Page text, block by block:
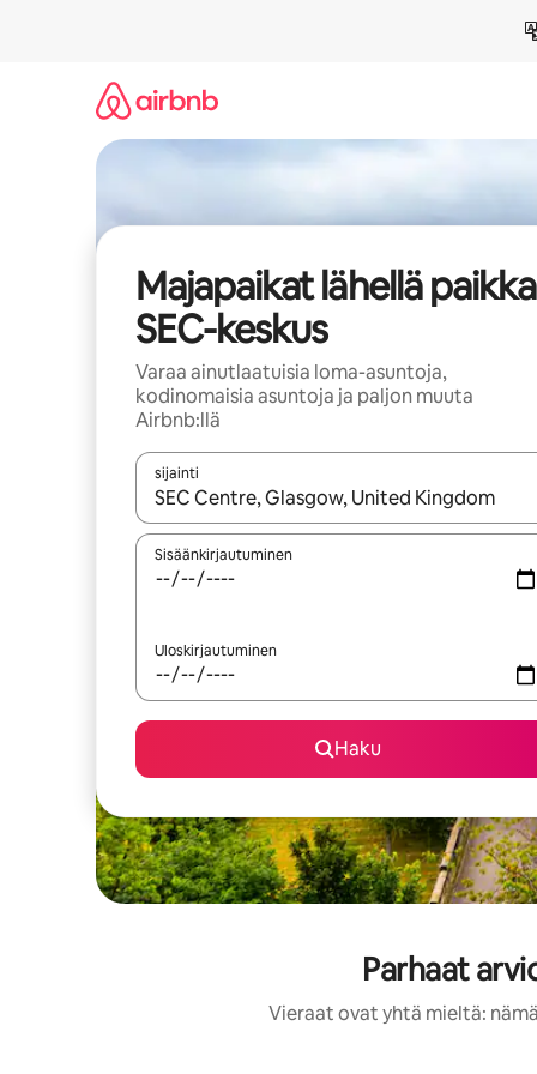
Majapaikat lähellä
SEC-keskus
Varaa ainutlaatuisia loma-asuntoja,
kodinomaisia asuntoja ja paljon muuta
Airbnb:llä
sijainti
Kun tulokset ovat saatavilla, navigoi ylös- ja
Sisäänkirjautuminen
Uloskirjautuminen
Haku
Parhaat
Vieraat ovat yhtä mieltä: